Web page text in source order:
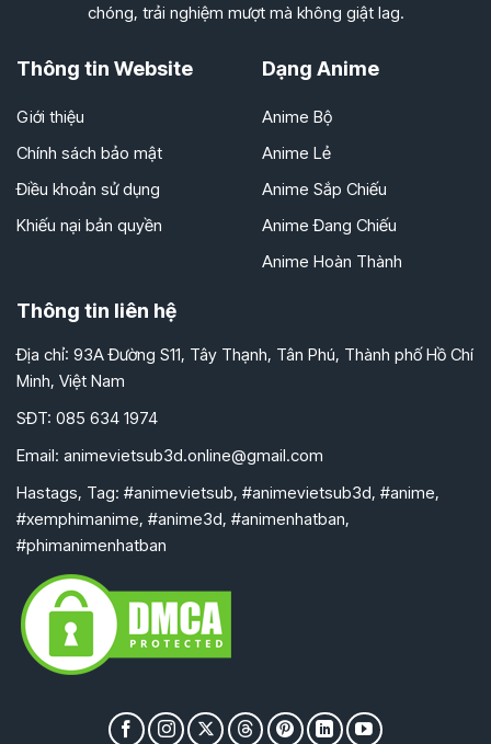
chóng, trải nghiệm mượt mà không giật lag.
Thông tin Website
Giới thiệu
Chính sách bảo mật
Điều khoản sử dụng
Khiếu nại bản quyền
Dạng Anime
Anime Bộ
Anime Lẻ
Anime Sắp Chiếu
Anime Đang Chiếu
Anime Hoàn Thành
Thông tin liên hệ
Địa chỉ: 93A Đường S11, Tây Thạnh, Tân Phú, Thành phố Hồ Chí
Minh, Việt Nam
SĐT: 085 634 1974
Email: animevietsub3d.online@gmail.com
Hastags, Tag: #animevietsub, #animevietsub3d, #anime,
#xemphimanime, #anime3d, #animenhatban,
#phimanimenhatban